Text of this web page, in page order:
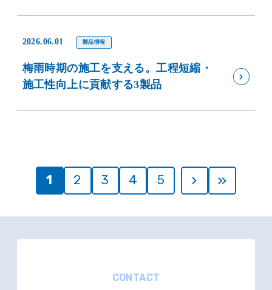
2026.06.01 製品情報
梅雨時期の施工を支える。工程短縮・
施工性向上に貢献する3製品
1 2 3 4 5
CONTACT